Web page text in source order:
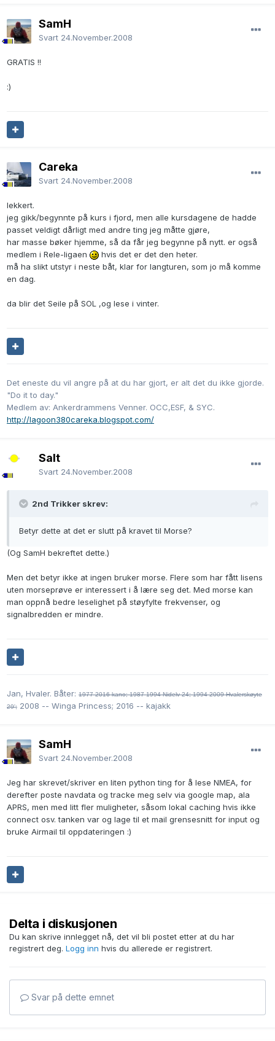
SamH
Svart 24.November.2008
GRATIS !!
:)
Careka
Svart 24.November.2008
lekkert.
jeg gikk/begynnte på kurs i fjord, men alle kursdagene de hadde
passet veldigt dårligt med andre ting jeg måtte gjøre,
har masse bøker hjemme, så da får jeg begynne på nytt. er også
medlem i Rele-ligaen
hvis det er det den heter.
må ha slikt utstyr i neste båt, klar for langturen, som jo må komme
en dag.
da blir det Seile på SOL ,og lese i vinter.
Det eneste du vil angre på at du har gjort, er alt det du ikke gjorde.
"Do it to day."
Medlem av: Ankerdrammens Venner. OCC,ESF, & SYC.
http://lagoon380careka.blogspot.com/
Salt
Svart 24.November.2008
2nd Trikker skrev:
Betyr dette at det er slutt på kravet til Morse?
(Og SamH bekreftet dette.)
Men det betyr ikke at ingen bruker morse. Flere som har fått lisens
uten morseprøve er interessert i å lære seg det. Med morse kan
man oppnå bedre leselighet på støyfylte frekvenser, og
signalbredden er mindre.
Jan, Hvaler. Båter: 1977-2016 kano;1987-1994 Nidelv 24; 1994-2009 Hvalerskøyte
29'; 2008 -- Winga Princess; 2016 -- kajakk
SamH
Svart 24.November.2008
Jeg har skrevet/skriver en liten python ting for å lese NMEA, for
derefter poste navdata og tracke meg selv via google map, ala
APRS, men med litt fler muligheter, såsom lokal caching hvis ikke
connect osv. tanken var og lage til et mail grensesnitt for input og
bruke Airmail til oppdateringen :)
Delta i diskusjonen
Du kan skrive innlegget nå, det vil bli postet etter at du har
registrert deg. Logg inn hvis du allerede er registrert.
Svar på dette emnet